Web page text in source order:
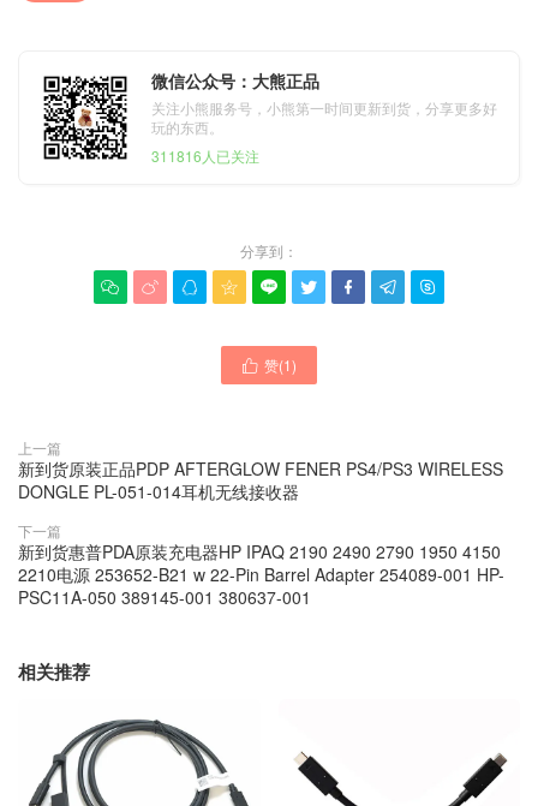
微信公众号：大熊正品
关注小熊服务号，小熊第一时间更新到货，分享更多好
玩的东西。
311816人已关注
分享到：
        
 赞(1)
上一篇
新到货原装正品PDP AFTERGLOW FENER PS4/PS3 WIRELESS
DONGLE PL-051-014耳机无线接收器
下一篇
新到货惠普PDA原装充电器HP IPAQ 2190 2490 2790 1950 4150
2210电源 253652-B21 w 22-Pin Barrel Adapter 254089-001 HP-
PSC11A-050 389145-001 380637-001
相关推荐